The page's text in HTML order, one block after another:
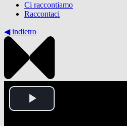
Ci raccontiamo
Raccontaci
◀︎ indietro
Play